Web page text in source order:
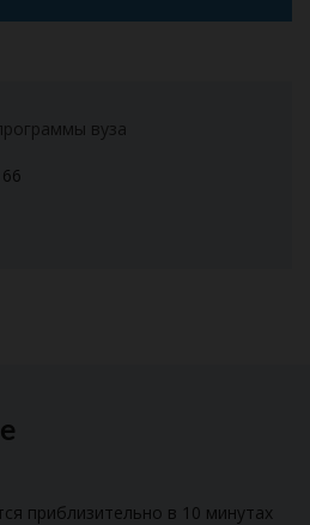
вуза
приблизительно в 10 минутах